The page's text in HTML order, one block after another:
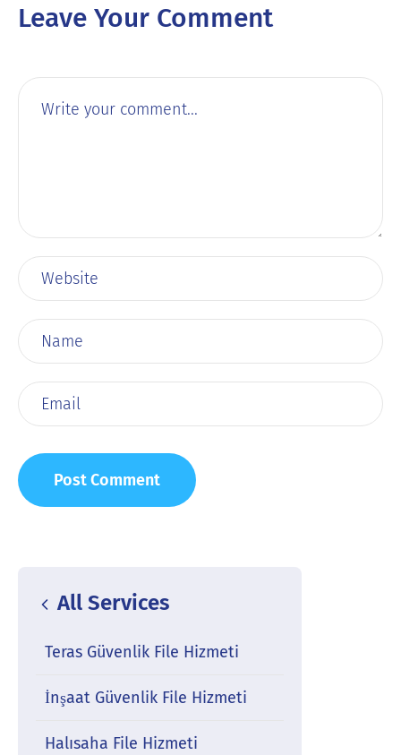
Leave Your Comment
All Services
Teras Güvenlik File Hizmeti
İnşaat Güvenlik File Hizmeti
Halısaha File Hizmeti